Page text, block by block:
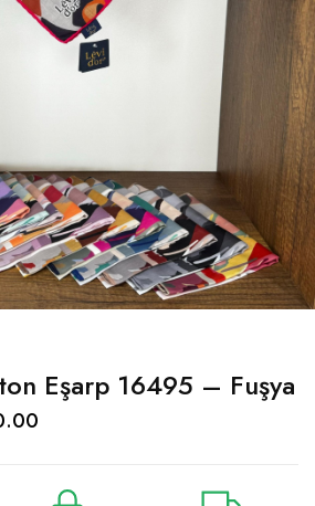
Eşarp 16495 – Fuşya